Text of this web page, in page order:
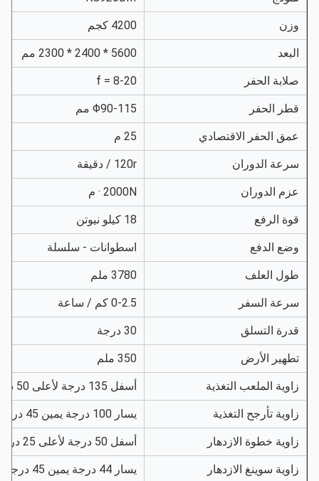
4200 كجم
5600 * 2400 * 2300 مم
الحفر f = 8-20
الحفر Φ90-115 مم
الحفر الاقتصادي
الدوران
الدوران 2000N · م
الرفع
الدفع اسطوانات - سلسلة
العلف 3780 ملم
السفر 0-2.5 كم / ساعة
التسلق
الأرض
الملعب التغذية أسفل 135 درجة لأعلى 50 درجة
تأرجح التغذية يسار 100 درجة يمين 45 درجة
خطوة الازدهار أسفل 50 درجة لأعلى 25 درجة
سوينغ الازدهار يسار 44 درجة يمين 45 درجة